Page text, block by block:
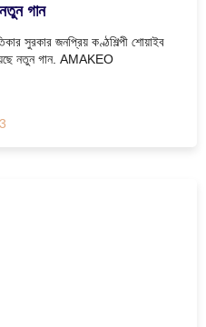
গান
সুরকার জনপ্রিয় কণ্ঠশিল্পী শোয়াইব
নতুন গান. AMAKEO